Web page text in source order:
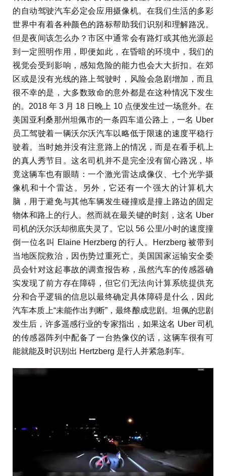
的自动驾驶汽车必定会应用摄像机。在我们生活的多彩
世界中有着各种颜色的路标帮助我们识别和理解路况。
但是夜间该怎么办？市区中通常会有路灯或其他光源起
到一定照明作用，即便如此，在昏暗的环境中，我们的
视觉会受到影响，感知危险的能力也会大大折扣。在郊
区或是没有光线的路上驾驶时，风险会急剧增加，而且
很不幸的是，大多数致命的意外都是在这种情况下发生
的。2018 年 3 月 18 日晚上 10 点便发生过一场意外。在
美国亚利桑那州坦佩市的一条四车道公路上，一名 Uber
员工驾驶着一辆沃尔沃汽车以略低于限速的速度平稳行
驶着。当时她并没有注意路上的情况，而是在看手机上
的真人秀节目。这名司机并不是完全没有留心路况，毕
竟这辆车也有眼睛：一个激光雷达成像仪、七个光学摄
像机和十个雷达。另外，它还有一个强大的计算机大
脑，用于避免与其他车辆发生碰撞或是撞上路边的固定
物体和路上的行人。然而就在最关键的时刻，这名 Uber
司机的沃尔沃却彻底失灵了。它以 56 公里/小时的速度撞
倒一位名叫 Elaine Herzberg 的行人。Herzberg 被带到
当地医院救治，因伤势过重死亡。美国国家运输安全委
员会针对这起事故的调查报告称，虽然汽车的传感器确
实发现了前方存在障碍，但它们无法向计算系统提供充
分和合乎逻辑的信息以最终确定具体障碍是什么，因此
汽车本质上“未能作出判断”，最终酿成悲剧。坦佩的悲剧
发生后，许多遥感行业的专家指出，如果这名 Uber 司机
的传感器阵列中配备了一台热像仪的话，这辆车很有可
能就能及时识别出 Hertzberg 是行人并紧急刹车。